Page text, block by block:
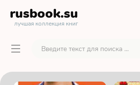
rusbook.su
лучшая коллекция книг